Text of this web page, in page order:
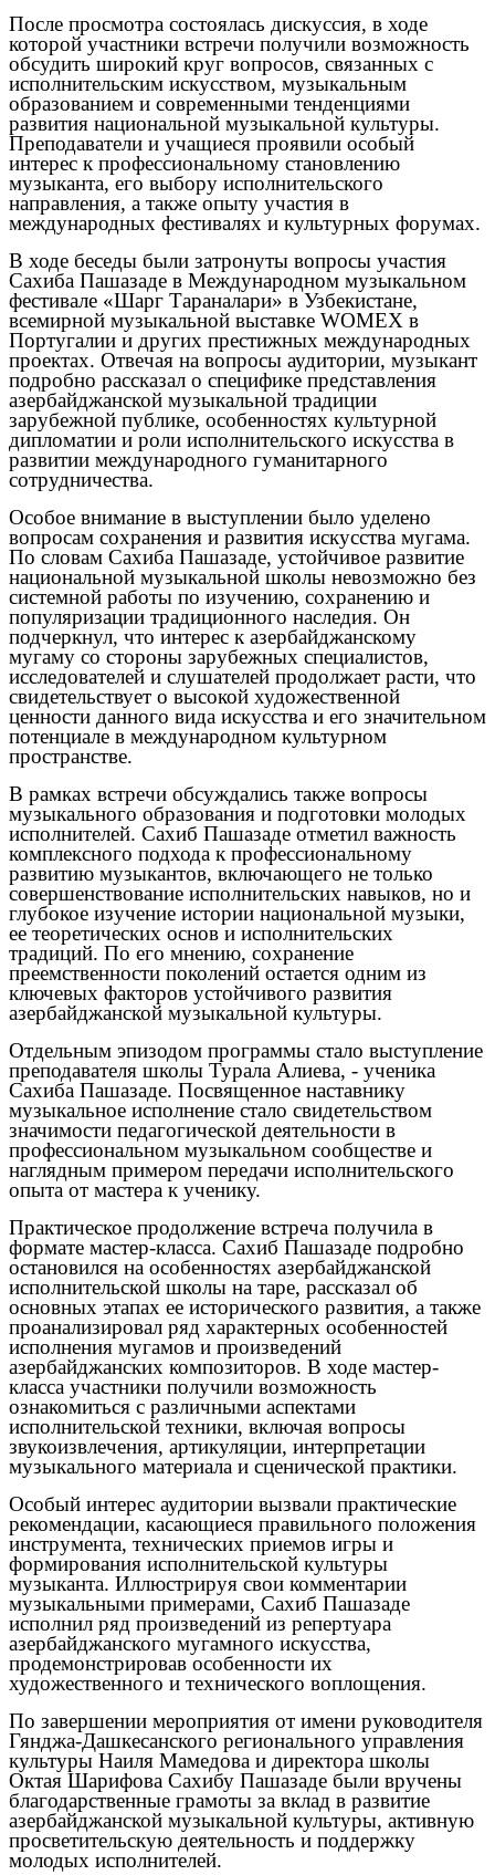
После просмотра состоялась дискуссия, в ходе
которой участники встречи получили возможность
обсудить широкий круг вопросов, связанных с
исполнительским искусством, музыкальным
образованием и современными тенденциями
развития национальной музыкальной культуры.
Преподаватели и учащиеся проявили особый
интерес к профессиональному становлению
музыканта, его выбору исполнительского
направления, а также опыту участия в
международных фестивалях и культурных форумах.
В ходе беседы были затронуты вопросы участия
Сахиба Пашазаде в Международном музыкальном
фестивале «Шарг Тараналари» в Узбекистане,
всемирной музыкальной выставке WOMEX в
Португалии и других престижных международных
проектах. Отвечая на вопросы аудитории, музыкант
подробно рассказал о специфике представления
азербайджанской музыкальной традиции
зарубежной публике, особенностях культурной
дипломатии и роли исполнительского искусства в
развитии международного гуманитарного
сотрудничества.
Особое внимание в выступлении было уделено
вопросам сохранения и развития искусства мугама.
По словам Сахиба Пашазаде, устойчивое развитие
национальной музыкальной школы невозможно без
системной работы по изучению, сохранению и
популяризации традиционного наследия. Он
подчеркнул, что интерес к азербайджанскому
мугаму со стороны зарубежных специалистов,
исследователей и слушателей продолжает расти, что
свидетельствует о высокой художественной
ценности данного вида искусства и его значительном
потенциале в международном культурном
пространстве.
В рамках встречи обсуждались также вопросы
музыкального образования и подготовки молодых
исполнителей. Сахиб Пашазаде отметил важность
комплексного подхода к профессиональному
развитию музыкантов, включающего не только
совершенствование исполнительских навыков, но и
глубокое изучение истории национальной музыки,
ее теоретических основ и исполнительских
традиций. По его мнению, сохранение
преемственности поколений остается одним из
ключевых факторов устойчивого развития
азербайджанской музыкальной культуры.
Отдельным эпизодом программы стало выступление
преподавателя школы Турала Алиева, - ученика
Сахиба Пашазаде. Посвященное наставнику
музыкальное исполнение стало свидетельством
значимости педагогической деятельности в
профессиональном музыкальном сообществе и
наглядным примером передачи исполнительского
опыта от мастера к ученику.
Практическое продолжение встреча получила в
формате мастер-класса. Сахиб Пашазаде подробно
остановился на особенностях азербайджанской
исполнительской школы на таре, рассказал об
основных этапах ее исторического развития, а также
проанализировал ряд характерных особенностей
исполнения мугамов и произведений
азербайджанских композиторов. В ходе мастер-
класса участники получили возможность
ознакомиться с различными аспектами
исполнительской техники, включая вопросы
звукоизвлечения, артикуляции, интерпретации
музыкального материала и сценической практики.
Особый интерес аудитории вызвали практические
рекомендации, касающиеся правильного положения
инструмента, технических приемов игры и
формирования исполнительской культуры
музыканта. Иллюстрируя свои комментарии
музыкальными примерами, Сахиб Пашазаде
исполнил ряд произведений из репертуара
азербайджанского мугамного искусства,
продемонстрировав особенности их
художественного и технического воплощения.
По завершении мероприятия от имени руководителя
Гянджа-Дашкесанского регионального управления
культуры Наиля Мамедова и директора школы
Октая Шарифова Сахибу Пашазаде были вручены
благодарственные грамоты за вклад в развитие
азербайджанской музыкальной культуры, активную
просветительскую деятельность и поддержку
молодых исполнителей.